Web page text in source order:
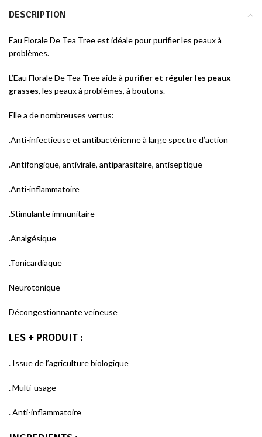
DESCRIPTION
Eau Florale De Tea Tree est idéale pour purifier les peaux à
problèmes.
L’Eau Florale De Tea Tree aide à purifier et réguler les peaux
grasses, les peaux à problèmes, à boutons.
Elle a de nombreuses vertus:
.Anti-infectieuse et antibactérienne à large spectre d’action
.Antifongique, antivirale, antiparasitaire, antiseptique
.Anti-inflammatoire
.Stimulante immunitaire
.Analgésique
.Tonicardiaque
Neurotonique
Décongestionnante veineuse
LES + PRODUIT :
. Issue de l’agriculture biologique
. Multi-usage
. Anti-inflammatoire